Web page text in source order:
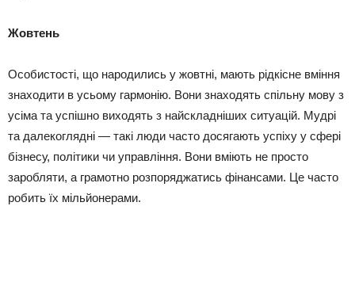
Жовтень
Особистості, що народились у жовтні, мають рідкісне вміння
знаходити в усьому гармонію. Вони знаходять спільну мову з
усіма та успішно виходять з найскладніших ситуацій. Мудрі
та далекоглядні — такі люди часто досягають успіху у сфері
бізнесу, політики чи управління. Вони вміють не просто
заробляти, а грамотно розпоряджатись фінансами. Це часто
робить їх мільйонерами.